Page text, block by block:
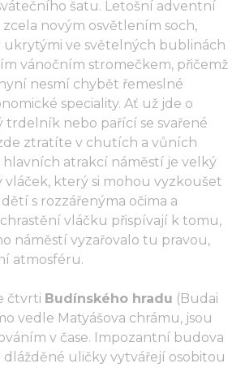
šatu. Letošní adventní
novým osvětlením soch,
ve světelných bublinách
vánočním stromečkem, přičemž
nesmí chybět řemeslné
speciality. Ať už jde o
trdelník nebo pařící se svařené
ztratíte v chutích a vůních
hlavních atrakcí náměstí je velký
vláček, který si mohou vyzkoušet
s rozzářenýma očima a
vláčku přispívají k tomu,
náměstí vyzařovalo tu pravou,
atmosféru.
čtvrti Budínského hradu (Budai
vedle Matyášova chrámu, jsou
v čase. Impozantní budova
uličky vytvářejí osobitou